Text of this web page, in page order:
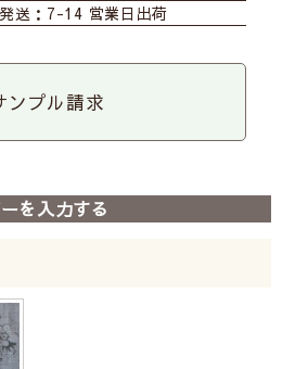
におすすめ
力が必要です。
方）は指定できません。
カバー（両
送：7-14 営業日出荷
ンプル請求
を入力する